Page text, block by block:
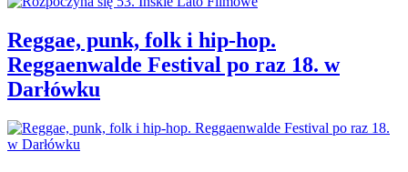
Reggae, punk, folk i hip-hop.
Reggaenwalde Festival po raz 18. w
Darłówku